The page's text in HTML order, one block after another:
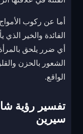
أما عن ركوب
الفائدة والخير
أي ضرر يلحق
الشعور بالحزن
الواقع.
تفسير رؤية
سيرين